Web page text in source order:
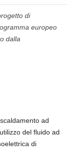
di
europeo
dalla
ad
del fluido ad
di